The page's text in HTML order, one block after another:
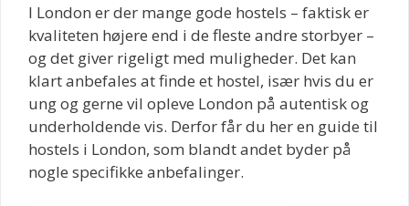
I London er der mange gode hostels – faktisk er
kvaliteten højere end i de fleste andre storbyer –
og det giver rigeligt med muligheder. Det kan
klart anbefales at finde et hostel, især hvis du er
ung og gerne vil opleve London på autentisk og
underholdende vis. Derfor får du her en guide til
hostels i London, som blandt andet byder på
nogle specifikke anbefalinger.